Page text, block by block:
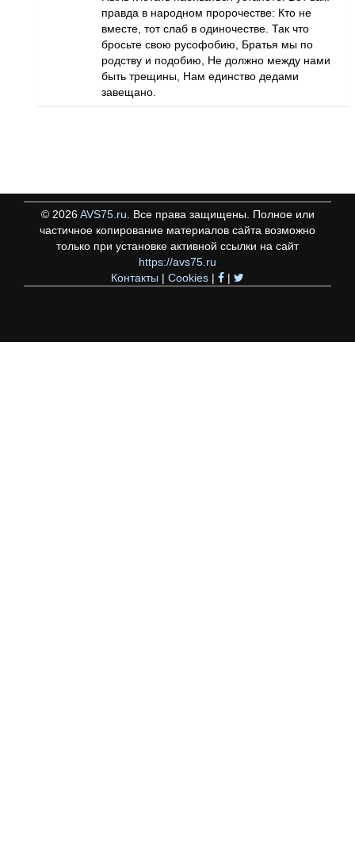
правда в народном пророчестве: Кто не
вместе, тот слаб в одиночестве. Так что
бросьте свою русофобию, Братья мы по
родству и подобию, Не должно между нами
быть трещины, Нам единство дедами
завещано.
© 2026 AVS75.ru . Все права защищены. Полное или
частичное копирование материалов сайта возможно
только при установке активной ссылки на сайт
https://avs75.ru
Контакты | Cookies | |